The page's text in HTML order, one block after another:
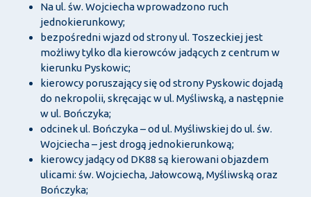
Na ul. św. Wojciecha wprowadzono ruch
jednokierunkowy;
bezpośredni wjazd od strony ul. Toszeckiej jest
możliwy tylko dla kierowców jadących z centrum w
kierunku Pyskowic;
kierowcy poruszający się od strony Pyskowic dojadą
do nekropolii, skręcając w ul. Myśliwską, a następnie
w ul. Bończyka;
odcinek ul. Bończyka – od ul. Myśliwskiej do ul. św.
Wojciecha – jest drogą jednokierunkową;
kierowcy jadący od DK88 są kierowani objazdem
ulicami: św. Wojciecha, Jałowcową, Myśliwską oraz
Bończyka;